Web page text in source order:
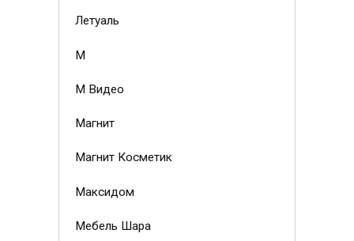
Летуаль
М
М Видео
Магнит
Магнит Косметик
Максидом
Мебель Шара